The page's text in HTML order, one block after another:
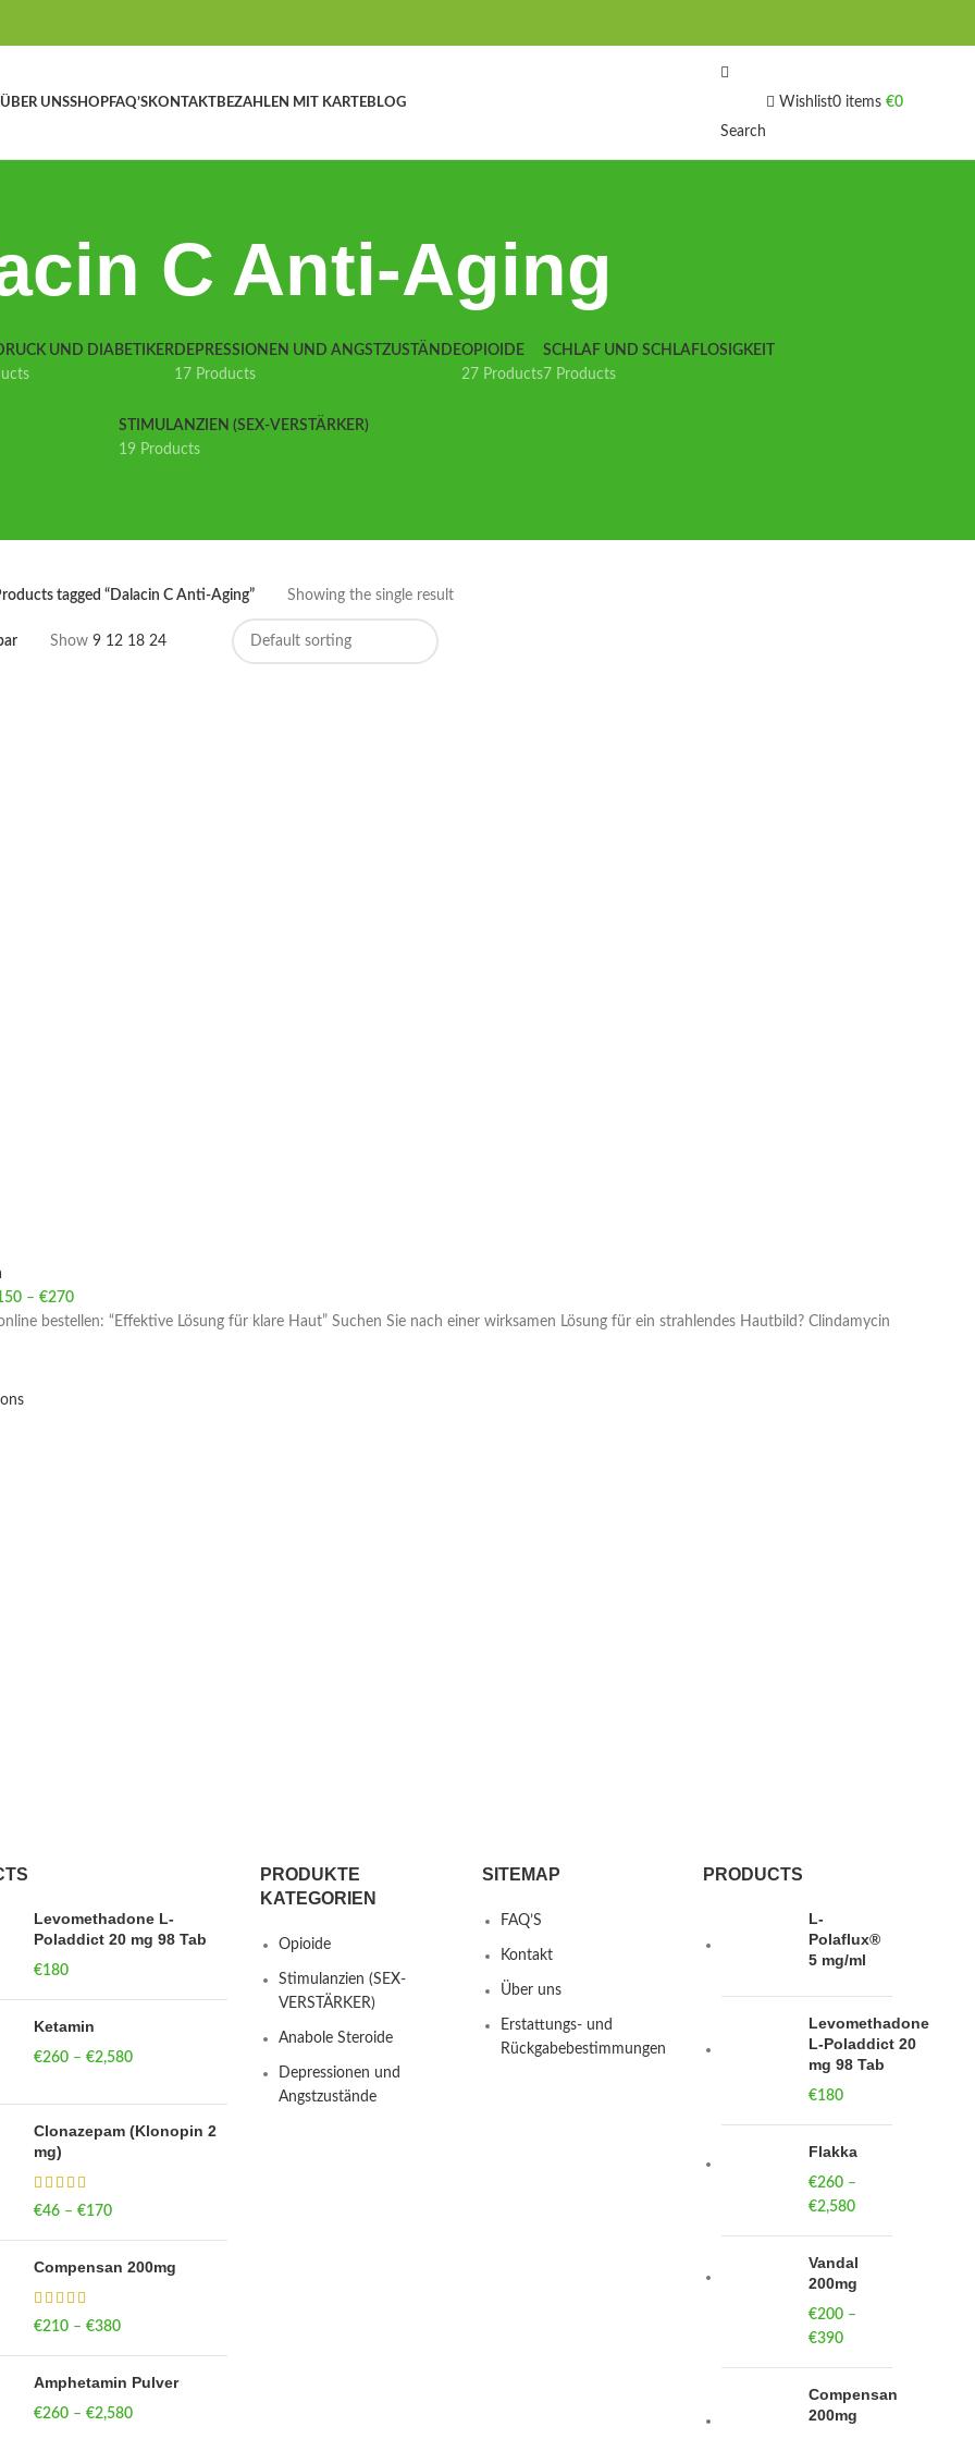
ÜBER UNSSHOPFAQ’SKONTAKTBEZAHLEN MIT KARTEBLOG
Search
Wishlist0 items €0
C Anti-Aging
UND DIABETIKER DEPRESSIONEN UND ANGSTZUSTÄNDE
17 Products
OPIOIDE
27 Products
SCHLAF UND SCHLAFLOSIGKEIT
7 Products
STIMULANZIEN (SEX-VERSTÄRKER)
19 Products
tagged “Dalacin C Anti-Aging” Showing the single result
Show 9 12 18 24
– €270Price range: €150 through €270
bestellen: “Effektive Lösung für klare Haut” Suchen Sie nach einer wirksamen Lösung für ein strahlendes Hautbild? Clindamycin
Levomethadone L-
Poladdict 20 mg 98 Tab
€180
Ketamin
€260 – €2,580Price range:
€2,580
Clonazepam (Klonopin 2
mg)
€46 – €170Price range: €46
Compensan 200mg
€210 – €380Price range: €210
Amphetamin Pulver
€260 – €2,580Price range:
PRODUKTE
KATEGORIEN
Opioide
Stimulanzien (SEX-
VERSTÄRKER)
Anabole Steroide
Depressionen und
Angstzustände
SITEMAP
FAQ’S
Kontakt
Über uns
Erstattungs- und
Rückgabebestimmungen
PRODUCTS
L-
Polaflux®
5 mg/ml
Levomethadone
L-Poladdict 20
mg 98 Tab
€180
Flakka
€260 –
€2,580
€260
through
Vandal
200mg
€200 –
€390
through
Compensan
200mg